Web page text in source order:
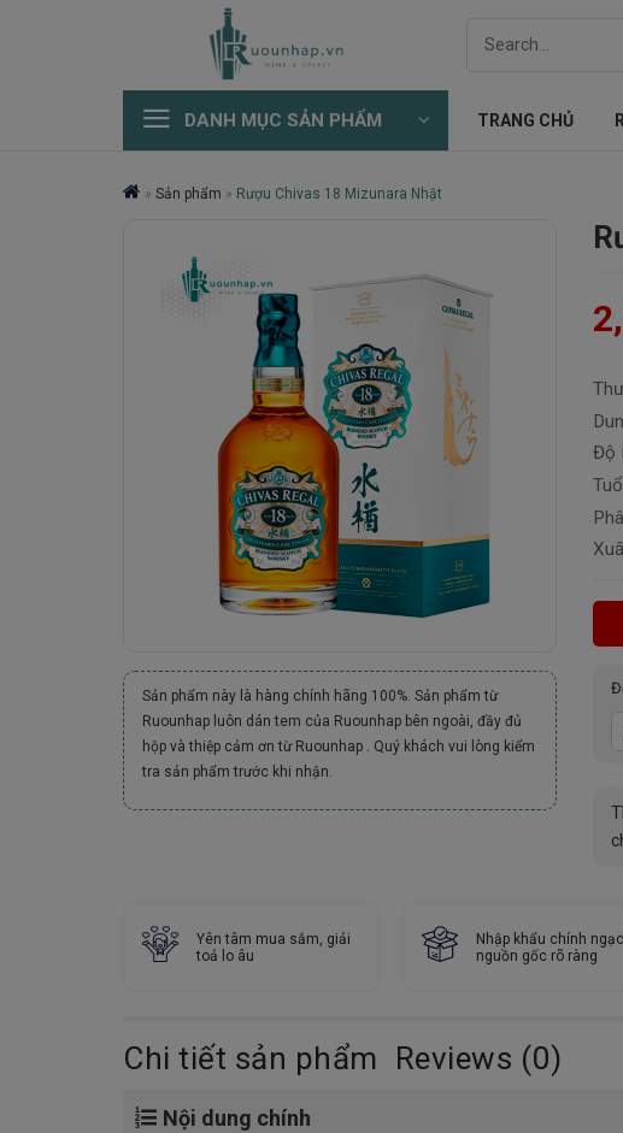
DANH MỤC SẢN PHẨM TRANG CHỦ
» Sản phẩm » Rượu Chivas 18 Mizunara Nhật
Sản phẩm này là hàng chính hãng 100%. Sản phẩm từ
Ruounhap luôn dán tem của Ruounhap bên ngoài, đầy đủ
hộp và thiệp cảm ơn từ Ruounhap . Quý khách vui lòng kiểm
tra sản phẩm trước khi nhận.
Độ
Yên tâm mua sắm, giải
toả lo âu
Nhập khẩu chính
nguồn gốc rõ ràng
Chi tiết sản phẩm Reviews (0)
Nội dung chính